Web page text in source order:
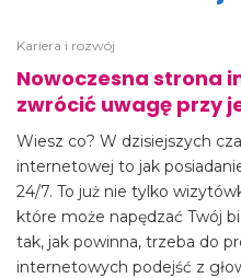
Kariera i rozwój
Nowoczesna strona
zwrócić uwagę przy
Wiesz co? W dzisiejszych
internetowej to jak
24/7. To już nie tylko
które może napędzać Twój
tak, jak powinna, trzeba do
internetowych podejść z